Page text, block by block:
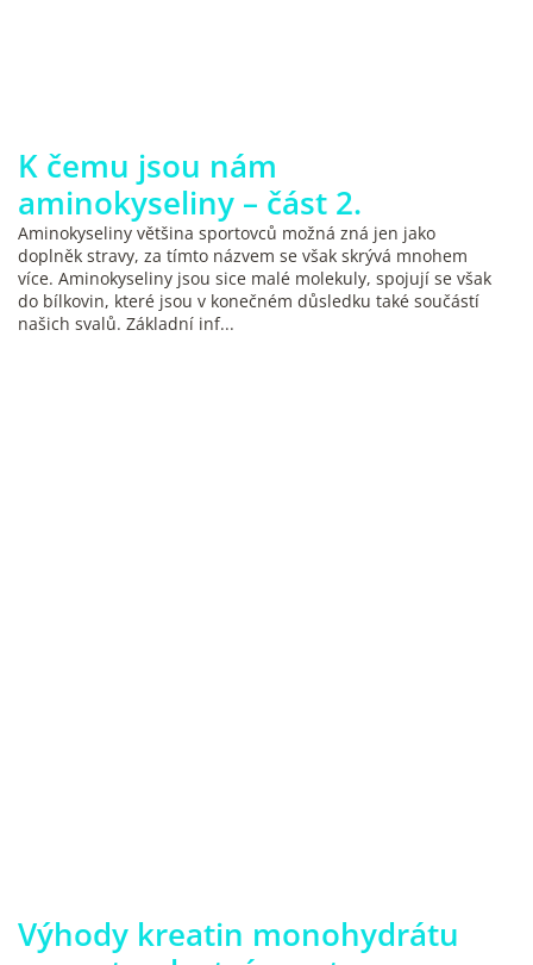
K čemu jsou nám
aminokyseliny – část 2.
Aminokyseliny většina sportovců možná zná jen jako
doplněk stravy, za tímto názvem se však skrývá mnohem
více. Aminokyseliny jsou sice malé molekuly, spojují se však
do bílkovin, které jsou v konečném důsledku také součástí
našich svalů. Základní inf...
Výhody kreatin monohydrátu